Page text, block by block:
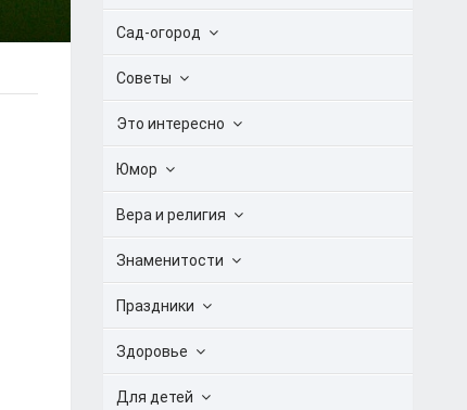
Сад-огород
Советы
Это интересно
Юмор
Вера и религия
Знаменитости
Праздники
Здоровье
Для детей